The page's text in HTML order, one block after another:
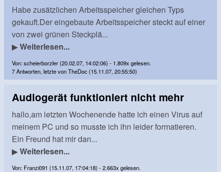
Habe zusätzlichen Arbeitsspeicher gleichen Typs
gekauft.Der eingebaute Arbeitsspeicher steckt auf einer
von zwei grünen Steckplä...
▶Weiterlesen...
Von: scheierborzler (20.02.07, 14:02:06) - 1.809x gelesen.
7 Antworten, letzte von TheDoc (15.11.07, 20:55:50)
Audiogerät funktioniert nicht mehr
hallo,am letzten Wochenende hatte ich einen Virus auf
meinem PC und so musste ich ihn leider formatieren.
Ein Freund hat mir dan...
▶Weiterlesen...
Von: Franzi091 (15.11.07, 17:04:18) - 2.663x gelesen.